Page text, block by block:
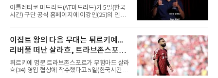
타율 0.231, 2홈런, 32타점을 남기며 전성기를
보냈다.흐름은 2024시즌부터 꺾였다. 대부분을
마이너에서 보냈고 지난해
아틀레티코 마드리드(AT마드리드)가 5일(한국
시간) 구단 공식 홈페이지에 이강인(25)의 인터
류를 앞둔 각오가 담겼다.구단이 파리 생제르맹
(PSG) 소속이던 그와의 계약을 알린 것은 지난
달 25일이다. 계약은 2031년 6월 30일까지이며,
현지 매체는 이적료를 3천500만유로에 옵션
500만유로가 붙는 조건으로 전했다.영상에서 이
강인은 유창한 스페인어로 훌륭한 클럽에 합류
하게 돼 기쁘다는 인사를 건넸다. 동료와 감독,
이집트 왕의 다음 무대는 튀르키예...
리버풀 떠난 살라흐, 트라브존스포르
입단 초읽기
튀르키예 명문 트라브존스포르가 무함마드 살라
흐(34) 영입 협상에 착수했다고 5일(한국시간)